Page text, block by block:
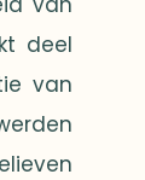
deel
van